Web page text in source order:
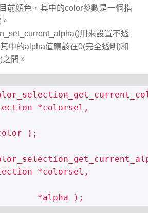
前顏色，其中的color參數是一個指
用來設置不透
中的alpha值應該在0(完全透明)和
間。
*colorsel,
);
*colorsel,
*alpha );